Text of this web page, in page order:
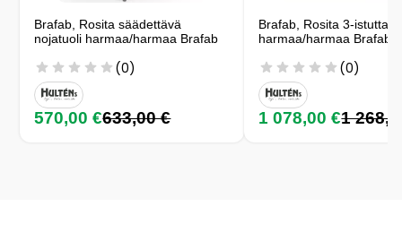
Brafab, Rosita säädettävä
nojatuoli harmaa/harmaa Brafab
(0)
570,00 €633,00 €
Brafab, Rosita 3-
harmaa/harmaa Brafab
(0)
1 078,00 €1